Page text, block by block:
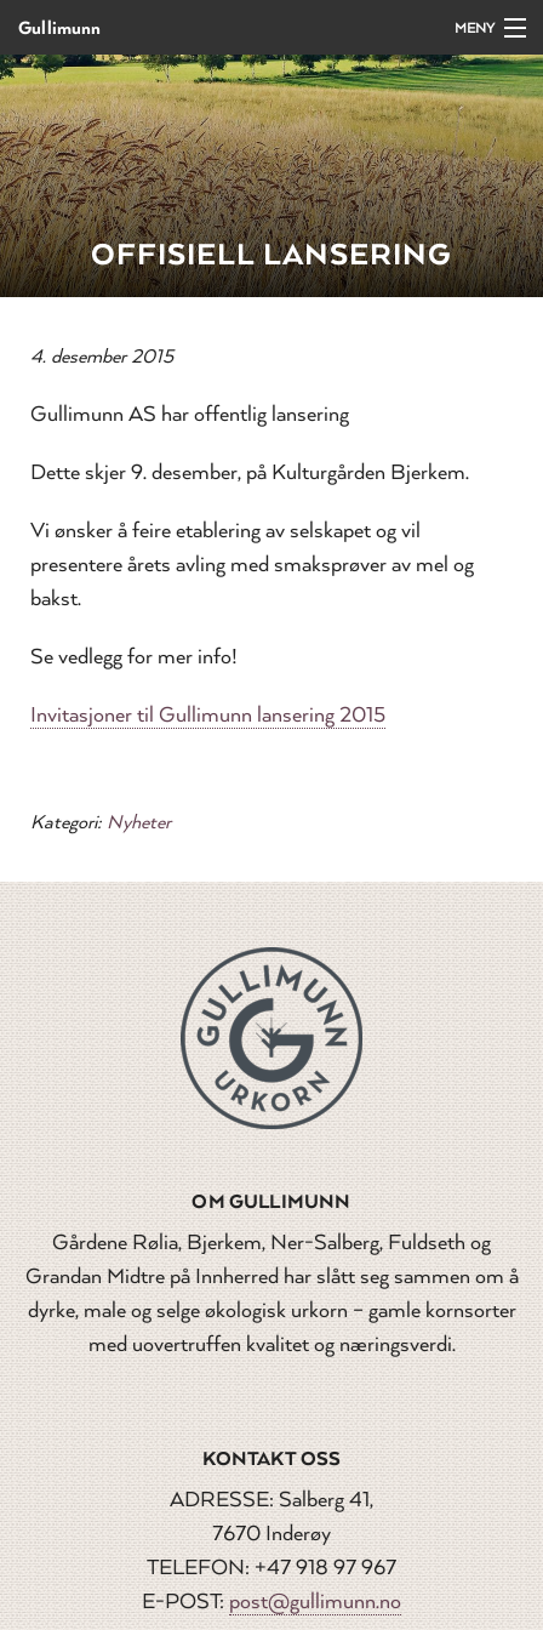
Gullimunn MENY
Forside
Produkter
Salg/bestilling
Kurs og arrangement
Oppskrifter
Om Gullimunn
Kontakt
Gå
til
innholdet
Forstørre
skrift
OFFISIELL LANSERING
4. desember 2015
Gullimunn AS har offentlig lansering
Dette skjer 9. desember, på Kulturgården Bjerkem.
Vi ønsker å feire etablering av selskapet og vil
presentere årets avling med smaksprøver av mel og
bakst.
Se vedlegg for mer info!
Invitasjoner til Gullimunn lansering 2015
Kategori: Nyheter
OM GULLIMUNN
Gårdene Rølia, Bjerkem, Ner-Salberg, Fuldseth og
Grandan Midtre på Innherred har slått seg sammen om å
dyrke, male og selge økologisk urkorn – gamle kornsorter
med uovertruffen kvalitet og næringsverdi.
KONTAKT OSS
ADRESSE: Salberg 41,
7670 Inderøy
TELEFON: +47 918 97 967
E-POST:post@gullimunn.no